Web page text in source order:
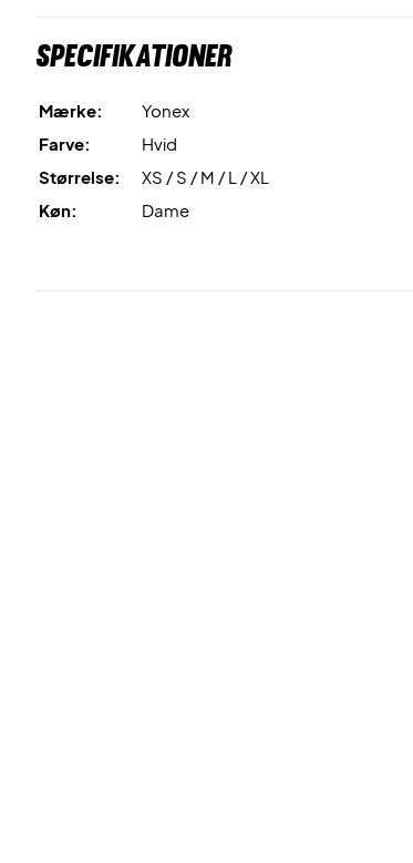
Specifikationer
Mærke:
Yonex
Farve:
Hvid
Størrelse:
XS / S / M / L / XL
Køn:
Dame